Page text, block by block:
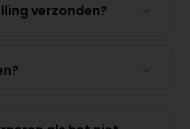
verzonden?